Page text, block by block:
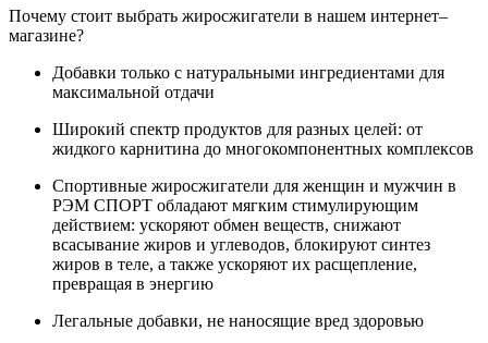
Почему стоит выбрать жиросжигатели в нашем интернет–
магазине?
Добавки только с натуральными ингредиентами для
максимальной отдачи
Широкий спектр продуктов для разных целей: от
жидкого карнитина до многокомпонентных комплексов
Спортивные жиросжигатели для женщин и мужчин в
РЭМ СПОРТ обладают мягким стимулирующим
действием: ускоряют обмен веществ, снижают
всасывание жиров и углеводов, блокируют синтез
жиров в теле, а также ускоряют их расщепление,
превращая в энергию
Легальные добавки, не наносящие вред здоровью